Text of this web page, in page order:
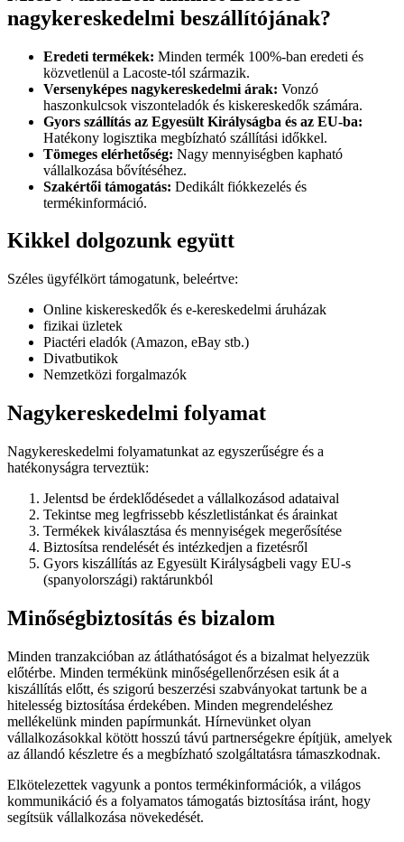
nagykereskedelmi beszállítójának?
Eredeti termékek: Minden termék 100%-ban eredeti és
közvetlenül a Lacoste-tól származik.
Versenyképes nagykereskedelmi árak: Vonzó
haszonkulcsok viszonteladók és kiskereskedők számára.
Gyors szállítás az Egyesült Királyságba és az EU-ba:
Hatékony logisztika megbízható szállítási időkkel.
Tömeges elérhetőség: Nagy mennyiségben kapható
vállalkozása bővítéséhez.
Szakértői támogatás: Dedikált fiókkezelés és
termékinformáció.
Kikkel dolgozunk együtt
Széles ügyfélkört támogatunk, beleértve:
Online kiskereskedők és e-kereskedelmi áruházak
fizikai üzletek
Piactéri eladók (Amazon, eBay stb.)
Divatbutikok
Nemzetközi forgalmazók
Nagykereskedelmi folyamat
Nagykereskedelmi folyamatunkat az egyszerűségre és a
hatékonyságra terveztük:
Jelentsd be érdeklődésedet a vállalkozásod adataival
Tekintse meg legfrissebb készletlistánkat és árainkat
Termékek kiválasztása és mennyiségek megerősítése
Biztosítsa rendelését és intézkedjen a fizetésről
Gyors kiszállítás az Egyesült Királyságbeli vagy EU-s
(spanyolországi) raktárunkból
Minőségbiztosítás és bizalom
Minden tranzakcióban az átláthatóságot és a bizalmat helyezzük
előtérbe. Minden termékünk minőségellenőrzésen esik át a
kiszállítás előtt, és szigorú beszerzési szabványokat tartunk be a
hitelesség biztosítása érdekében. Minden megrendeléshez
mellékelünk minden papírmunkát. Hírnevünket olyan
vállalkozásokkal kötött hosszú távú partnerségekre építjük, amelyek
az állandó készletre és a megbízható szolgáltatásra támaszkodnak.
Elkötelezettek vagyunk a pontos termékinformációk, a világos
kommunikáció és a folyamatos támogatás biztosítása iránt, hogy
segítsük vállalkozása növekedését.